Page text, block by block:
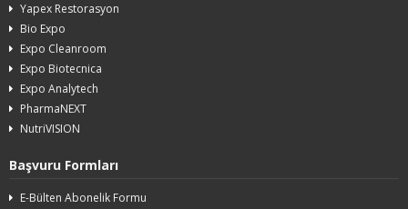
Yapex Restorasyon
Bio Expo
Expo Cleanroom
Expo Biotecnica
Expo Analytech
PharmaNEXT
NutriVISION
Başvuru Formları
E-Bülten Abonelik Formu